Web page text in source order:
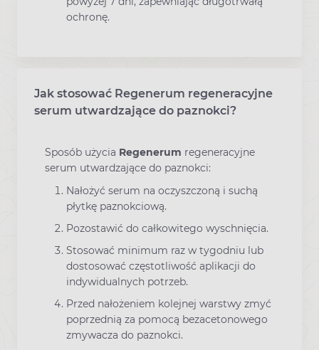
ochronę.
Jak stosować Regenerum regeneracyjne
serum utwardzające do paznokci?
Sposób użycia Regenerum regeneracyjne
serum utwardzające do paznokci:
Nałożyć serum na oczyszczoną i suchą
płytkę paznokciową.
Pozostawić do całkowitego wyschnięcia.
Stosować minimum raz w tygodniu lub
dostosować częstotliwość aplikacji do
indywidualnych potrzeb.
Przed nałożeniem kolejnej warstwy zmyć
poprzednią za pomocą bezacetonowego
zmywacza do paznokci.